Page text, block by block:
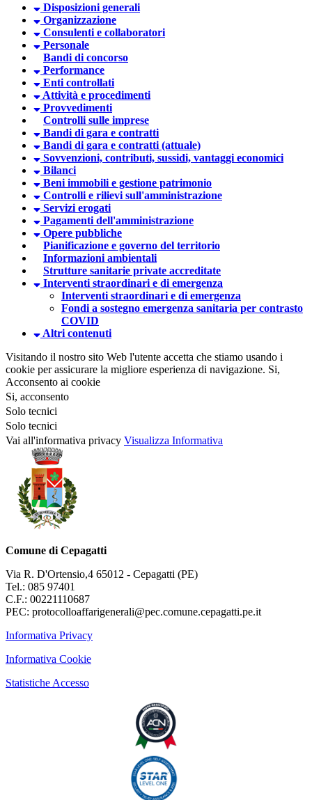
Disposizioni generali
Organizzazione
Consulenti e collaboratori
Personale
Bandi di concorso
Performance
Enti controllati
Attività e procedimenti
Provvedimenti
Controlli sulle imprese
Bandi di gara e contratti
Bandi di gara e contratti (attuale)
Sovvenzioni, contributi, sussidi, vantaggi economici
Bilanci
Beni immobili e gestione patrimonio
Controlli e rilievi sull'amministrazione
Servizi erogati
Pagamenti dell'amministrazione
Opere pubbliche
Pianificazione e governo del territorio
Informazioni ambientali
Strutture sanitarie private accreditate
Interventi straordinari e di emergenza
Interventi straordinari e di emergenza
Fondi a sostegno emergenza sanitaria per contrasto
COVID
Altri contenuti
Visitando il nostro sito Web l'utente accetta che stiamo usando i
cookie per assicurare la migliore esperienza di navigazione. Si,
Acconsento ai cookie
Si, acconsento
Solo tecnici
Solo tecnici
Vai all'informativa privacy Visualizza Informativa
Comune di Cepagatti
Via R. D'Ortensio,4 65012 - Cepagatti (PE)
Tel.: 085 97401
C.F.: 00221110687
PEC: protocolloaffarigenerali@pec.comune.cepagatti.pe.it
Informativa Privacy
Informativa Cookie
Statistiche Accesso